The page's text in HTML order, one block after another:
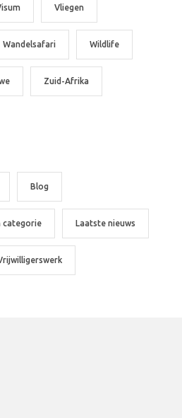
Vliegen
Wandelsafari Wildlife
Zuid-Afrika
Blog
categorie Laatste nieuws